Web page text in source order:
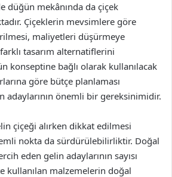
düğün mekânında da çiçek
Çiçeklerin mevsimlere göre
maliyetleri düşürmeye
tasarım alternatiflerini
konseptine bağlı olarak kullanılacak
göre bütçe planlaması
adaylarının önemli bir gereksinimidir.
çiçeği alırken dikkat edilmesi
nokta da sürdürülebilirliktir. Doğal
eden gelin adaylarının sayısı
kullanılan malzemelerin doğal